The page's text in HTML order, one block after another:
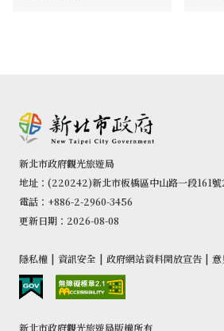
新北市政府觀光旅遊局
地址：(220242)新北市板橋區中山路一段161
電話：+886-2-2960-3456
更新日期：2026-08-08
隱私權 | 資訊安全 | 政府網站資料開放宣告 | 意
新北市政府觀光旅遊局版權所有